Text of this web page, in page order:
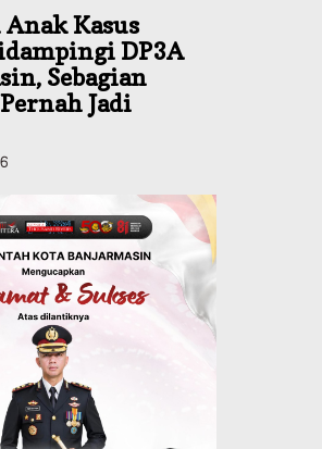
Anak Kasus
DP3A
Sebagian
Jadi
Pembangunan
Maut,
Janji
Fasilitas
Jalan